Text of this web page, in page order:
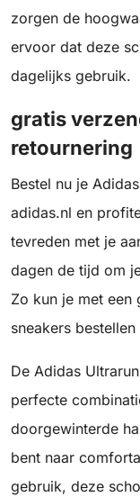
zorgen de
ervoor dat deze
dagelijks gebruik.
gratis
retournering
Bestel nu je
adidas.nl en
tevreden met je
dagen de tijd om
Zo kun je met een
sneakers
De Adidas
perfecte
doorgewinterde
bent naar
gebruik, deze